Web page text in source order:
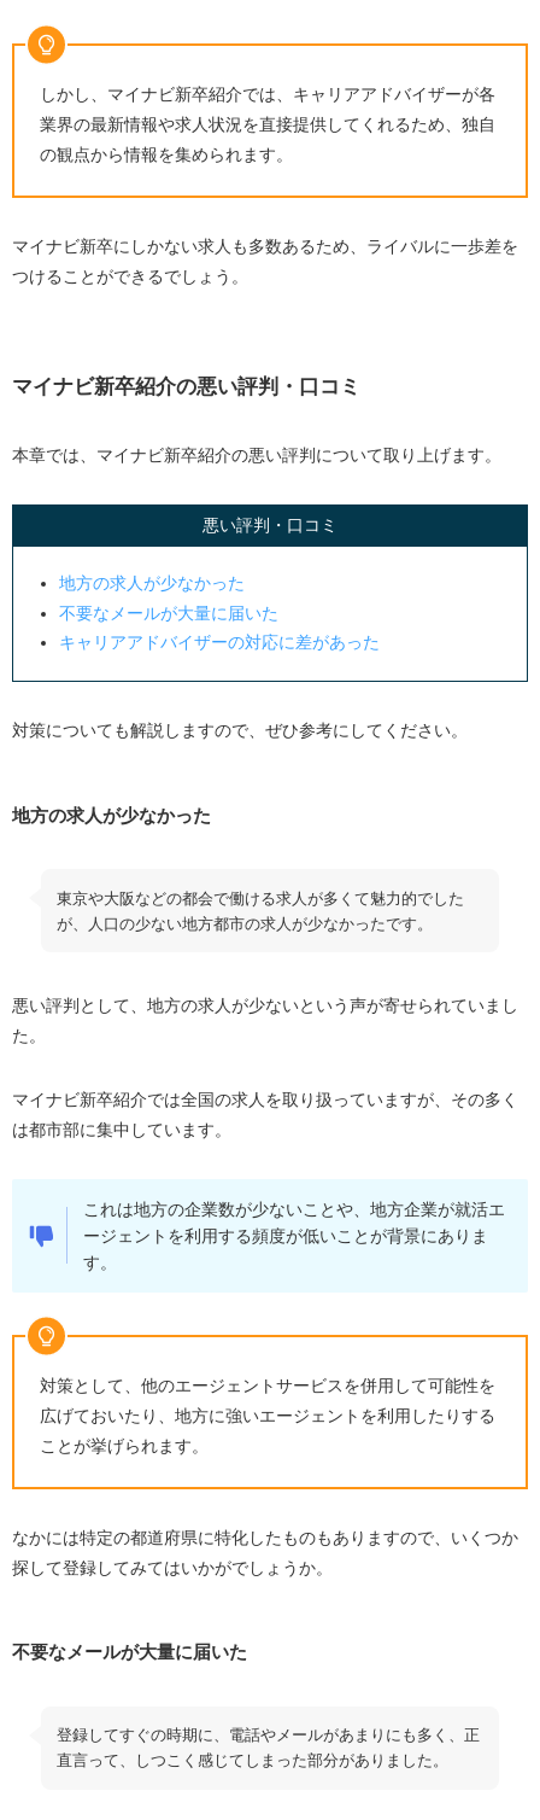
しかし、マイナビ新卒紹介では、キャリアアドバイザーが各
業界の最新情報や求人状況を直接提供してくれるため、独自
の観点から情報を集められます。
マイナビ新卒にしかない求人も多数あるため、ライバルに一歩差を
つけることができるでしょう。
マイナビ新卒紹介の悪い評判・口コミ
本章では、マイナビ新卒紹介の悪い評判について取り上げます。
悪い評判・口コミ
地方の求人が少なかった
不要なメールが大量に届いた
キャリアアドバイザーの対応に差があった
対策についても解説しますので、ぜひ参考にしてください。
地方の求人が少なかった
東京や大阪などの都会で働ける求人が多くて魅力的でした
が、人口の少ない地方都市の求人が少なかったです。
悪い評判として、地方の求人が少ないという声が寄せられていまし
た。
マイナビ新卒紹介では全国の求人を取り扱っていますが、その多く
は都市部に集中しています。
これは地方の企業数が少ないことや、地方企業が就活エ
ージェントを利用する頻度が低いことが背景にありま
す。
対策として、他のエージェントサービスを併用して可能性を
広げておいたり、地方に強いエージェントを利用したりする
ことが挙げられます。
なかには特定の都道府県に特化したものもありますので、いくつか
探して登録してみてはいかがでしょうか。
不要なメールが大量に届いた
登録してすぐの時期に、電話やメールがあまりにも多く、正
直言って、しつこく感じてしまった部分がありました。